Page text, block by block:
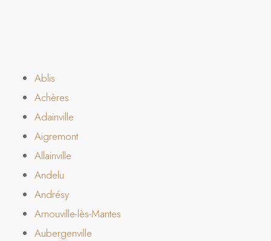
Ablis
Achères
Adainville
Aigremont
Allainville
Andelu
Andrésy
Arnouville-lès-Mantes
Aubergenville